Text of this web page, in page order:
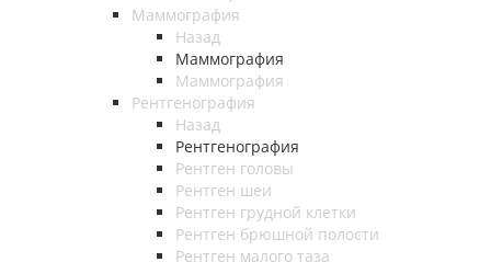
Маммография
Назад
Маммография
Маммография
Рентгенография
Назад
Рентгенография
Рентген головы
Рентген шеи
Рентген грудной клетки
Рентген брюшной полости
Рентген малого таза